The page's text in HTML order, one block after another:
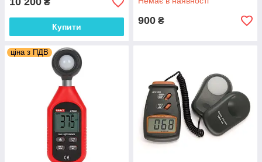
₴
Купити
900 ₴
ціна з ПДВ